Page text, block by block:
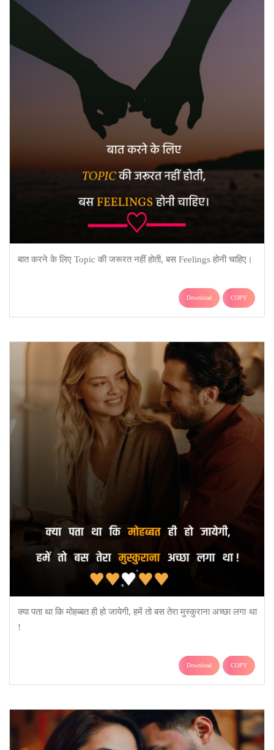
बात करने के लिए Topic की जरूरत नहीं होती, बस Feelings होनी चाहिए।
Download COPY
क्या पता था कि मोहब्बत ही हो जायेगी, हमें तो बस तेरा मुस्कुराना अच्छा लगा था
!
Download COPY